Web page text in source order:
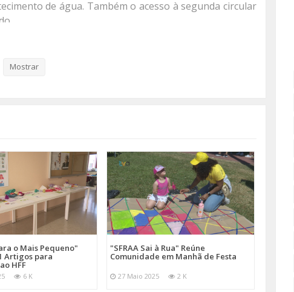
de água. Também o acesso à segunda circular
pelas autoridades policiais”.
Mostrar
o Mais Pequeno"
Artigos para
HFF
6 K
"SFRAA Sai à Rua" Reúne
Comunidade em Manhã de Festa
27 Maio 2025 2 K